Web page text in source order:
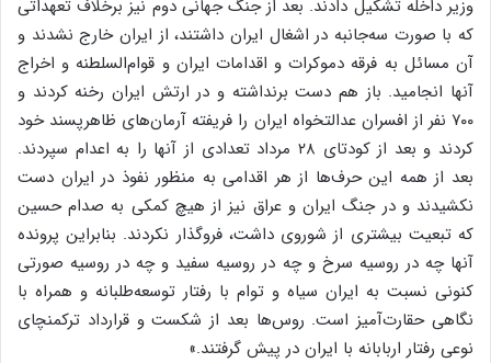
وزیر داخله تشکیل دادند. بعد از جنگ جهانی دوم نیز برخلاف تعهداتی
که با صورت سه‌جانبه در اشغال ایران داشتند، از ایران خارج نشدند و
آن مسائل به فرقه دموکرات و اقدامات ایران و قوام‌السلطنه و اخراج
آنها انجامید. باز هم دست برنداشته و در ارتش ایران رخنه کردند و
۷۰۰ نفر از افسران عدالتخواه ایران را فریفته آرمان‌های ظاهرپسند خود
کردند و بعد از کودتای ۲۸ مرداد تعدادی از آنها را به اعدام سپردند.
بعد از همه این حرف‌ها از هر اقدامی به منظور نفوذ در ایران دست
نکشیدند و در جنگ ایران و عراق نیز از هیچ کمکی به صدام حسین
که تبعیت بیشتری از شوروی داشت، فروگذار نکردند. بنابراین پرونده
آنها چه در روسیه سرخ و چه در روسیه سفید و چه در روسیه صورتی
کنونی نسبت به ایران سیاه و توام با رفتار توسعه‌طلبانه و همراه با
نگاهی حقارت‌آمیز است. روس‌ها بعد از شکست و قرارداد ترکمنچای
نوعی رفتار اربابانه با ایران در پیش گرفتند.»